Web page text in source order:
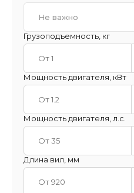
Не важно
Грузоподъемность, кг
Мощность двигателя, кВт
Мощность двигателя, л.с.
Длина вил, мм